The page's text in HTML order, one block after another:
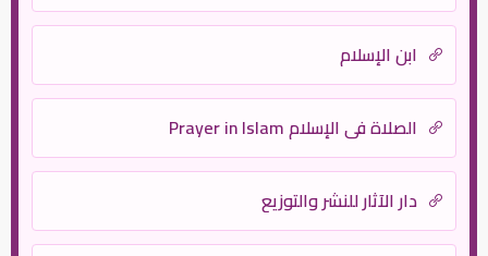
ابن الإسلام
الصلاة في الإسلام Prayer in Islam
دار الآثار للنشر والتوزيع